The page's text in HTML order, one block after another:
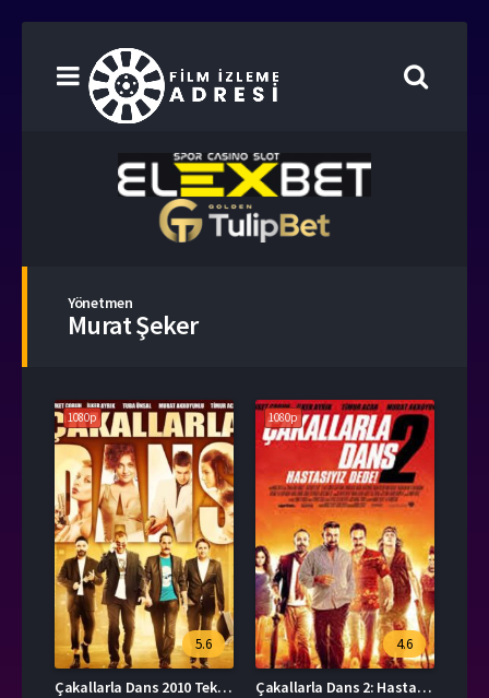
Yönetmen
Murat Şeker
1080p
5.6
Çakallarla Dans 2010 Tek Parça İzle
1080p
4.6
Çakallarla Dans 2: Hastasıyız Dede Full HD İzle